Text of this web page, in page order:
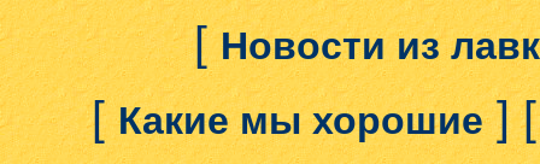
[Новости из
[Какие мы хорошие]